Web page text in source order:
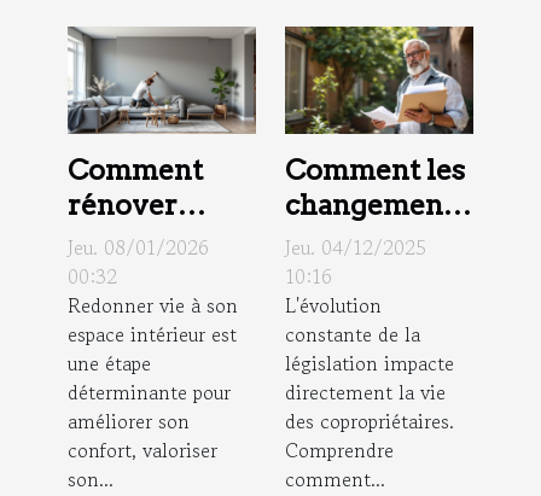
Comment
rénover
efficacement
votre espace
intérieur ?
Jeu. 08/01/2026
00:32
Redonner vie à son
espace intérieur est
une étape
déterminante pour
améliorer son
confort, valoriser
son...
Comment les
changements
de la loi sur
les
copropriétés
affectent les
propriétaires
?
Jeu. 04/12/2025
10:16
L'évolution
constante de la
législation impacte
directement la vie
des copropriétaires.
Comprendre
comment...